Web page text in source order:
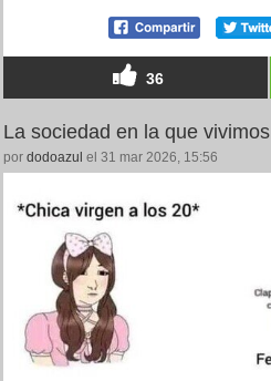
36
La sociedad en la que vivimos
por dodoazul el 31 mar 2026, 15:56